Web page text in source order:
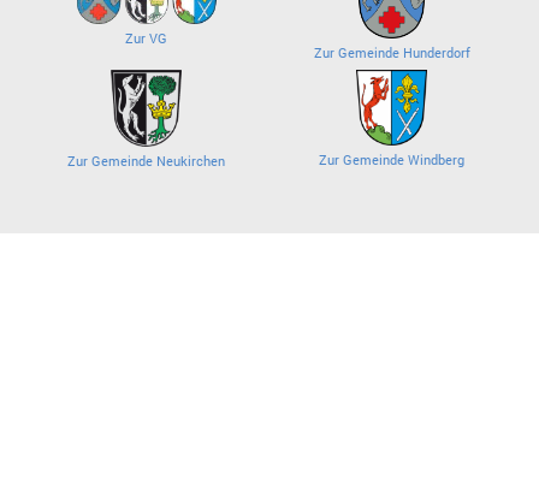
Zur VG
Zur Gemeinde Hunderdorf
Zur Gemeinde Neukirchen Zur Gemeinde Windberg